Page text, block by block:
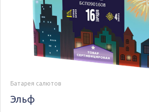
Батарея салютов
Эльф